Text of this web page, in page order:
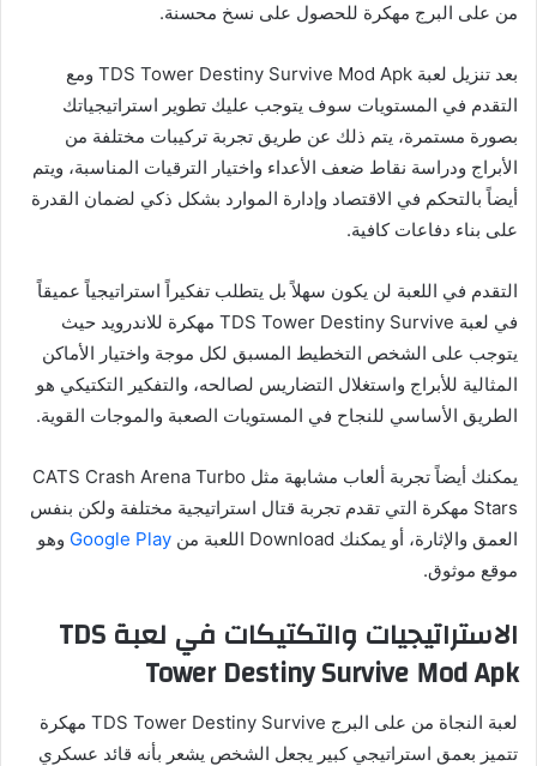
من على البرج مهكرة للحصول على نسخ محسنة.
بعد تنزيل لعبة TDS Tower Destiny Survive Mod Apk ومع
التقدم في المستويات سوف يتوجب عليك تطوير استراتيجياتك
بصورة مستمرة، يتم ذلك عن طريق تجربة تركيبات مختلفة من
الأبراج ودراسة نقاط ضعف الأعداء واختيار الترقيات المناسبة، ويتم
أيضاً بالتحكم في الاقتصاد وإدارة الموارد بشكل ذكي لضمان القدرة
على بناء دفاعات كافية.
التقدم في اللعبة لن يكون سهلاً بل يتطلب تفكيراً استراتيجياً عميقاً
في لعبة TDS Tower Destiny Survive مهكرة للاندرويد حيث
يتوجب على الشخص التخطيط المسبق لكل موجة واختيار الأماكن
المثالية للأبراج واستغلال التضاريس لصالحه، والتفكير التكتيكي هو
الطريق الأساسي للنجاح في المستويات الصعبة والموجات القوية.
يمكنك أيضاً تجربة ألعاب مشابهة مثل CATS Crash Arena Turbo
Stars مهكرة التي تقدم تجربة قتال استراتيجية مختلفة ولكن بنفس
العمق والإثارة، أو يمكنك Download اللعبة من
Google Play وهو
موقع موثوق.
الاستراتيجيات والتكتيكات في لعبة TDS
Tower Destiny Survive Mod Apk
لعبة النجاة من على البرج TDS Tower Destiny Survive مهكرة
تتميز بعمق استراتيجي كبير يجعل الشخص يشعر بأنه قائد عسكري